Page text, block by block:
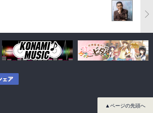
▲ページの先頭へ